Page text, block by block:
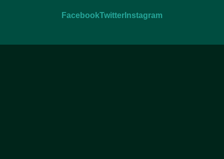
FacebookTwitter Instagram